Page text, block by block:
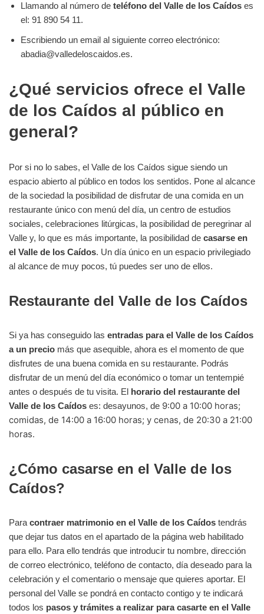
Llamando al número de teléfono del Valle de los Caídos es
el: 91 890 54 11.
Escribiendo un email al siguiente correo electrónico:
abadia@valledeloscaidos.es.
¿Qué servicios ofrece el Valle
de los Caídos al público en
general?
Por si no lo sabes, el Valle de los Caídos sigue siendo un
espacio abierto al público en todos los sentidos. Pone al alcance
de la sociedad la posibilidad de disfrutar de una comida en un
restaurante único con menú del día, un centro de estudios
sociales, celebraciones litúrgicas, la posibilidad de peregrinar al
Valle y, lo que es más importante, la posibilidad de casarse en
el Valle de los Caídos. Un día único en un espacio privilegiado
al alcance de muy pocos, tú puedes ser uno de ellos.
Restaurante del Valle de los Caídos
Si ya has conseguido las entradas para el Valle de los Caídos
a un precio más que asequible, ahora es el momento de que
disfrutes de una buena comida en su restaurante. Podrás
disfrutar de un menú del día económico o tomar un tentempié
antes o después de tu visita. El horario del restaurante del
Valle de los Caídos es: desayunos, de 9:00 a 10:00 horas;
comidas, de 14:00 a 16:00 horas; y cenas, de 20:30 a 21:00
horas.
¿Cómo casarse en el Valle de los
Caídos?
Para contraer matrimonio en el Valle de los Caídos tendrás
que dejar tus datos en el apartado de la página web habilitado
para ello. Para ello tendrás que introducir tu nombre, dirección
de correo electrónico, teléfono de contacto, día deseado para la
celebración y el comentario o mensaje que quieres aportar. El
personal del Valle se pondrá en contacto contigo y te indicará
todos los pasos y trámites a realizar para casarte en el Valle